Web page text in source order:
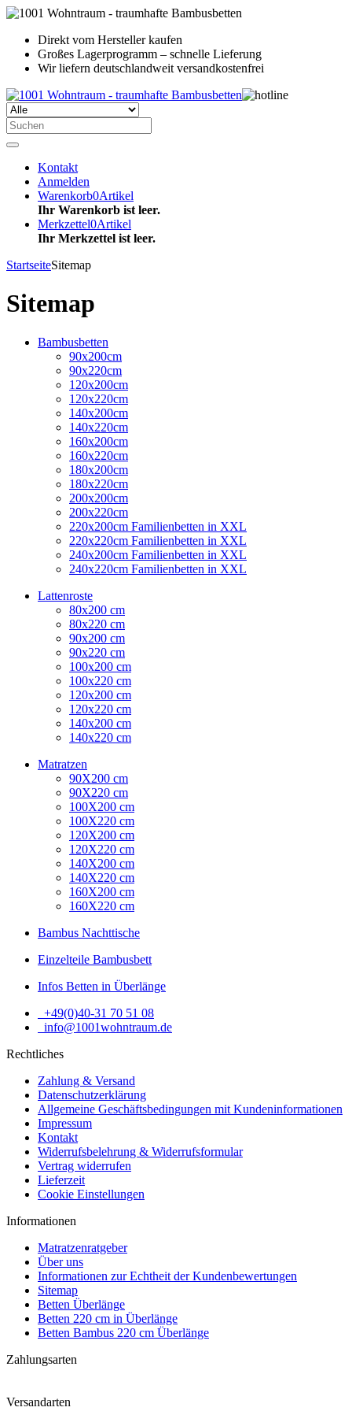
Direkt vom Hersteller kaufen
Großes Lagerprogramm – schnelle Lieferung
Wir liefern deutschlandweit versandkostenfrei
Kontakt
Anmelden
Warenkorb0Artikel
Ihr Warenkorb ist leer.
Merkzettel0Artikel
Ihr Merkzettel ist leer.
StartseiteSitemap
Sitemap
Bambusbetten
90x200cm
90x220cm
120x200cm
120x220cm
140x200cm
140x220cm
160x200cm
160x220cm
180x200cm
180x220cm
200x200cm
200x220cm
220x200cm Familienbetten in XXL
220x220cm Familienbetten in XXL
240x200cm Familienbetten in XXL
240x220cm Familienbetten in XXL
Lattenroste
80x200 cm
80x220 cm
90x200 cm
90x220 cm
100x200 cm
100x220 cm
120x200 cm
120x220 cm
140x200 cm
140x220 cm
Matratzen
90X200 cm
90X220 cm
100X200 cm
100X220 cm
120X200 cm
120X220 cm
140X200 cm
140X220 cm
160X200 cm
160X220 cm
Bambus Nachttische
Einzelteile Bambusbett
Infos Betten in Überlänge
+49(0)40-31 70 51 08
info@1001wohntraum.de
Rechtliches
Zahlung & Versand
Datenschutzerklärung
Allgemeine Geschäftsbedingungen mit Kundeninformationen
Impressum
Kontakt
Widerrufsbelehrung & Widerrufsformular
Vertrag widerrufen
Lieferzeit
Cookie Einstellungen
Informationen
Matratzenratgeber
Über uns
Informationen zur Echtheit der Kundenbewertungen
Sitemap
Betten Überlänge
Betten 220 cm in Überlänge
Betten Bambus 220 cm Überlänge
Zahlungsarten
Versandarten